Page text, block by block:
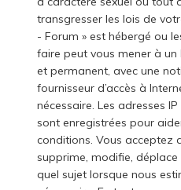
transgresser les lois de
- Forum » est hébergé ou
faire peut vous mener à
et permanent, avec une
fournisseur d’accès à
nécessaire. Les adresses
sont enregistrées pour
conditions. Vous acceptez
supprime, modifie, déplace
quel sujet lorsque nous